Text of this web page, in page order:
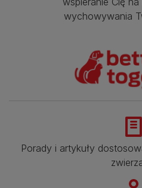
wychowywania
Porady i artykuły